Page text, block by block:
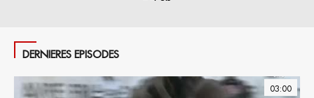
DERNIERES EPISODES
03:00